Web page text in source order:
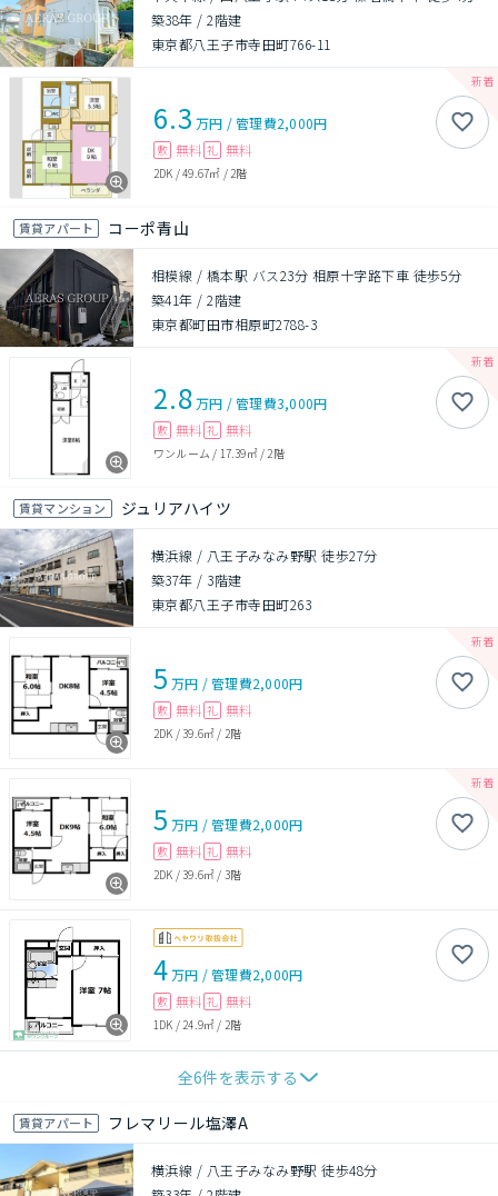
築38年 /2階建
東京都八王子市寺田町766-11
6.3 万円 /管理費2,000円
敷 無料 礼 無料
2DK /49.67㎡ / 2階
賃貸アパート コーポ青山
相模線 / 橋本駅 バス23分 相原十字路下車 徒歩5分
築41年 /2階建
東京都町田市相原町2788-3
2.8万円 /管理費3,000円
敷 無料 礼 無料
ワンルーム / 17.39㎡/ 2階
賃貸マンション ジュリアハイツ
横浜線 / 八王子みなみ野駅 徒歩27分
築37年 / 3階建
東京都八王子市寺田町263
5 万円 /管理費2,000円
敷 無料 礼 無料
2DK /39.6㎡ / 2階
5 万円 /管理費2,000円
敷 無料 礼 無料
2DK /39.6㎡ / 3階
4万円 /管理費2,000円
敷 無料 礼 無料
1DK /24.9㎡ / 2階
全6件を表示する
賃貸アパート フレマリール塩澤A
横浜線 / 八王子みなみ野駅 徒歩48分